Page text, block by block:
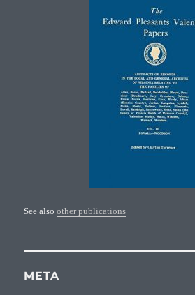
See alsoother publications
META